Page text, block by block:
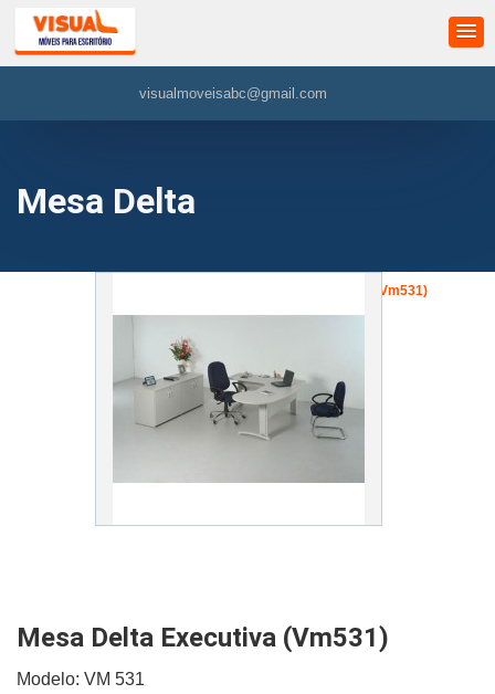
visualmoveisabc@gmail.com
Mesa Delta
Mesa Delta Executiva (Vm531)
Mesa Delta Executiva (Vm531)
Modelo: VM 531